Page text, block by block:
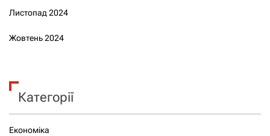
Листопад 2024
Жовтень 2024
Категорії
Економіка